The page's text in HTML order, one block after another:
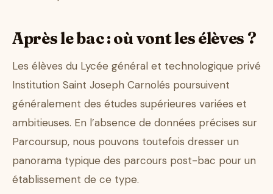
Après le bac : où vont les élèves ?
Les élèves du Lycée général et technologique privé
Institution Saint Joseph Carnolés poursuivent
généralement des études supérieures variées et
ambitieuses. En l’absence de données précises sur
Parcoursup, nous pouvons toutefois dresser un
panorama typique des parcours post-bac pour un
établissement de ce type.